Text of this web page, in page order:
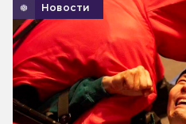
Новости